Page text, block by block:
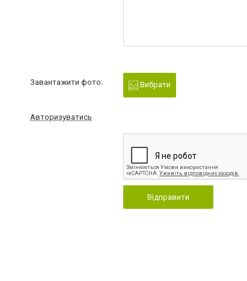
Завантажити фото: Вибрати
Авторизуватись
Відправити